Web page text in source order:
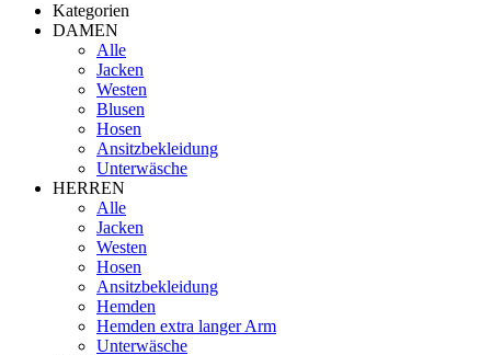
Kategorien
DAMEN
Alle
Jacken
Westen
Blusen
Hosen
Ansitzbekleidung
Unterwäsche
HERREN
Alle
Jacken
Westen
Hosen
Ansitzbekleidung
Hemden
Hemden extra langer Arm
Unterwäsche